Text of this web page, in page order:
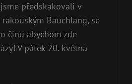
předskakovali v
Bauchlang, se
činu abychom zde
V pátek 20. května